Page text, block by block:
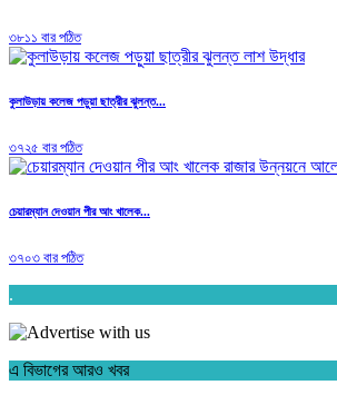
৩৮১১ বার পঠিত
কুলাউড়ায় কলেজ পড়ুয়া ছাত্রীর ঝুলন্ত...
৩৭২৫ বার পঠিত
চেয়ারম্যান দেওয়ান পীর আং খালেক...
৩৭০৩ বার পঠিত
.
এ বিভাগের আরও খবর